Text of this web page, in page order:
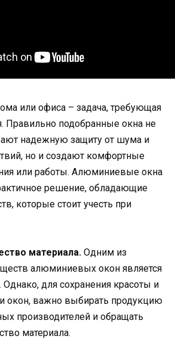
или офиса – задача, требующая
Правильно подобранные окна не
надежную защиту от шума и
но и создают комфортные
или работы. Алюминиевые окна
решение, обладающие
которые стоит учесть при
материала. Одним из
алюминиевых окон является
Однако, для сохранения красоты и
окон, важно выбирать продукцию
производителей и обращать
материала.